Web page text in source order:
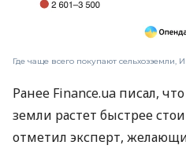
Где чаще всего покупают сельхозземли,
Ранее Finance.ua писал,
земли растет быстрее
отметил эксперт,